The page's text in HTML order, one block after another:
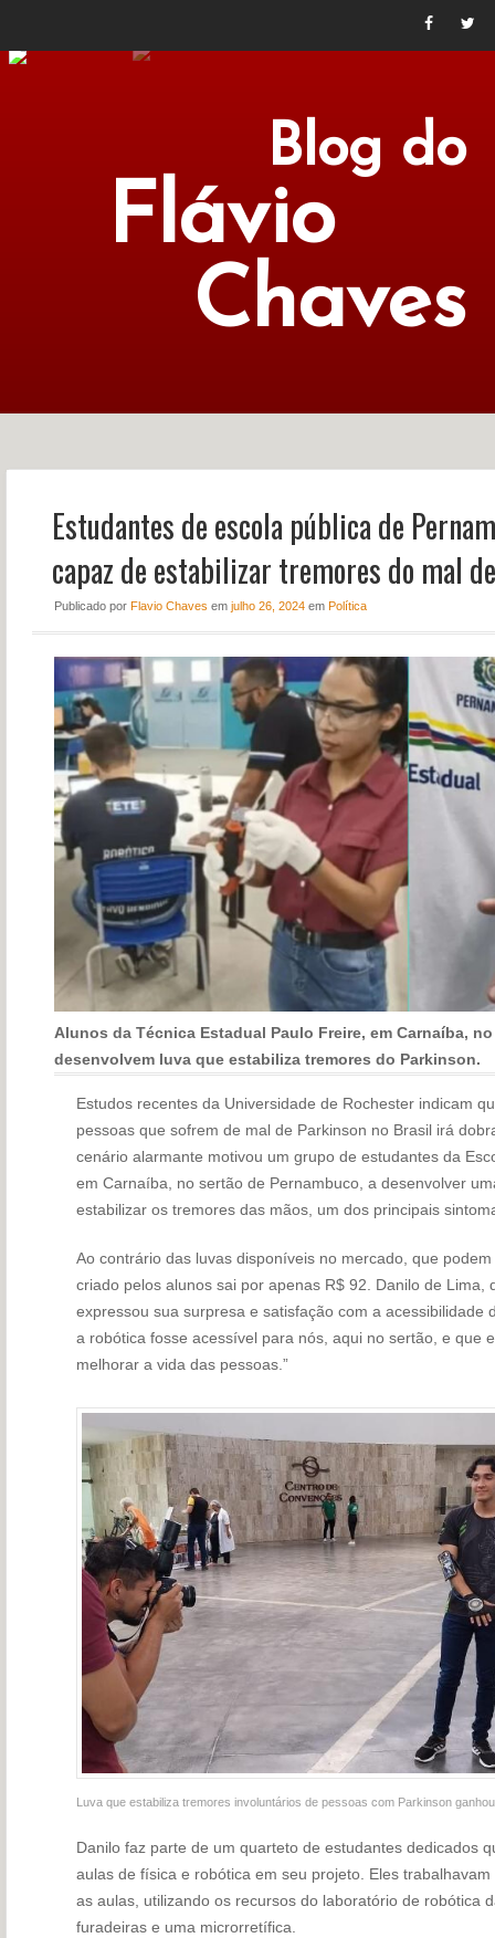
Blog do
Flávio
Chaves
NOTÍCIAS PERFIL
CONTATO
Estudantes de escola pública de
capaz de estabilizar tremores do mal
Publicado por Flavio Chaves em julho 26, 2024em Política
Alunos da Técnica Estadual Paulo Freire, em Carnaíba,
desenvolvem luva que estabiliza tremores do Parkinson.
Estudos recentes da Universidade de Rochester indicam
pessoas que sofrem de mal de Parkinson no Brasil irá
cenário alarmante motivou um grupo de estudantes da
em Carnaíba, no sertão de Pernambuco, a desenvolver
estabilizar os tremores das mãos, um dos principais
Ao contrário das luvas disponíveis no mercado, que
criado pelos alunos sai por apenas R$ 92. Danilo de Lima,
expressou sua surpresa e satisfação com a acessibilidade
a robótica fosse acessível para nós, aqui no sertão, e que
melhorar a vida das pessoas.”
Luva que estabiliza tremores involuntários de pessoas com Parkinson
Danilo faz parte de um quarteto de estudantes dedicados
aulas de física e robótica em seu projeto. Eles
as aulas, utilizando os recursos do laboratório de robótica
furadeiras e uma microrretífica.